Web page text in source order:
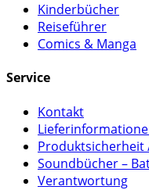
Kinderbücher
Reiseführer
Comics & Manga
Service
Kontakt
Produktsicherheit
Soundbücher –
Verantwortung